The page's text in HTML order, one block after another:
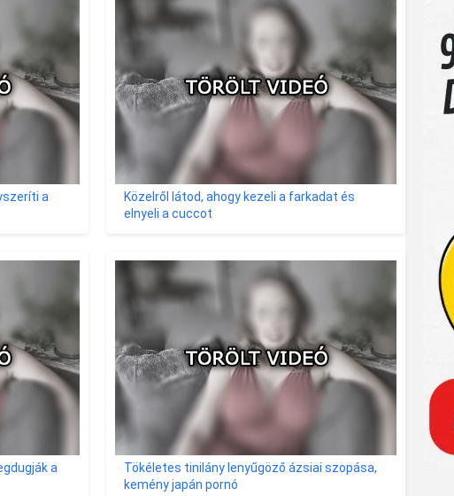
a
Közelről látod, ahogy kezeli a farkadat és
elnyeli a cuccot
a
Tökéletes tinilány lenyűgöző ázsiai szopása,
kemény japán pornó